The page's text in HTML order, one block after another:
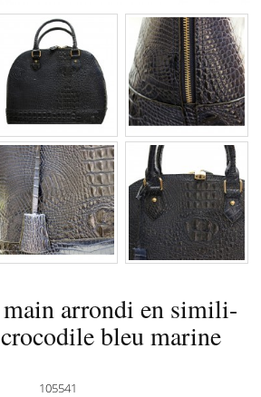
main arrondi en simili-
bleu marine
105541